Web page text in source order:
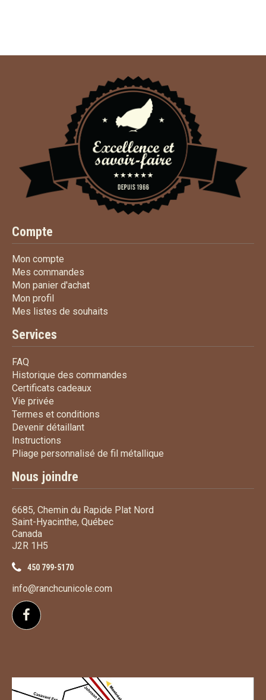
Compte
Mon compte
Mes commandes
Mon panier d'achatMon panier d'achat
Mon profil
Mes listes de souhaits
Services
FAQ
Historique des commandes
Certificats cadeauxCertificats cadeaux
Vie privée
Termes et conditions
Devenir détaillantDevenir détaillant
Instructions
Pliage personnalisé de fil métallique
Nous joindre
6685, Chemin du Rapide Plat Nord
Saint-Hyacinthe, Québec
Canada
J2R 1H5
450 799-5170
info@ranchcunicole.com
Suivez-nous sur Facebook